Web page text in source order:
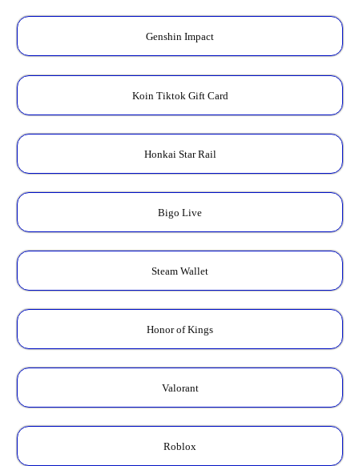
Genshin Impact
Koin Tiktok Gift Card
Honkai Star Rail
Bigo Live
Steam Wallet
Honor of Kings
Valorant
Roblox